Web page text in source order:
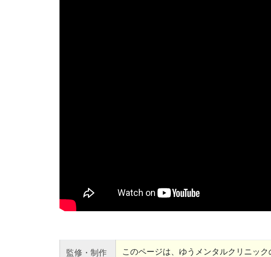
監修・制作
このページは、ゆうメンタルクリニッ